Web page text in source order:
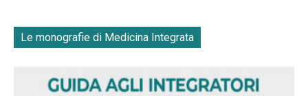
Le monografie di Medicina Integrata